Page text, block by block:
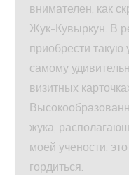
внимателен, как
Жук-Кувыркун. В
приобрести такую
самому
визитных
жука,
моей учености,
гордиться.